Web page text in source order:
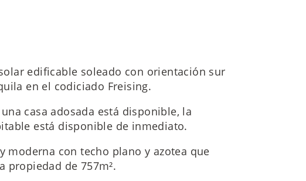
edificable soleado con orientación sur
en el codiciado Freising.
casa adosada está disponible, la
está disponible de inmediato.
moderna con techo plano y azotea que
propiedad de 757m².